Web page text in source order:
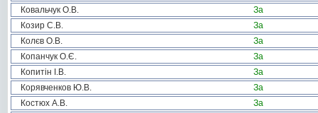
Ковальчук О.В.
За
Козир С.В.
За
Колєв О.В.
За
Копанчук О.Є.
За
Копитін І.В.
За
Корявченков Ю.В.
За
Костюх А.В.
За